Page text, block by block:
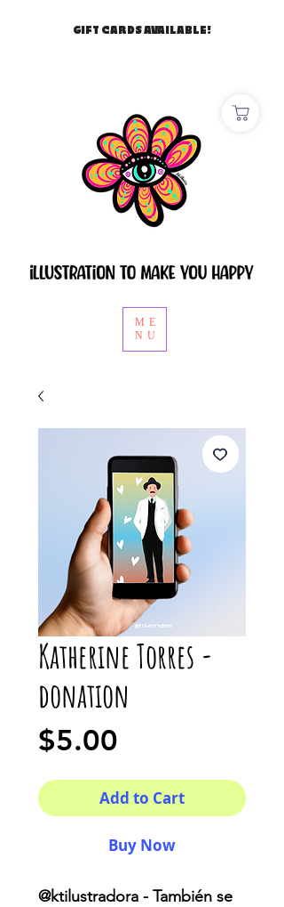
ME
NU
GIFT CARDS AVAILABLE!
Katherine Torres -
donation
$5.00
Add to Cart
Buy Now
@ktilustradora - También se